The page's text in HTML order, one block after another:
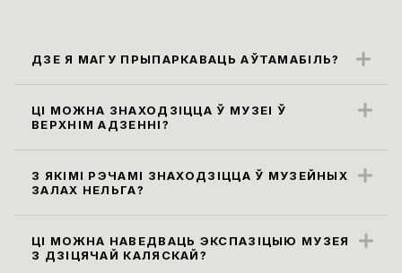
ДЗЕ Я МАГУ ПРЫПАРКАВАЦЬ АЎТАМАБІЛЬ?
знаходзяцца ўздоўж вул. Карла Маркса
(паркоўка платная)
ЦІ МОЖНА ЗНАХОДЗІЦЦА Ў МУЗЕІ Ў
ВЕРХНІМ АДЗЕННІ?
прадугледжваюць наведванне экспазіцыі
ў верхнім адзенні. Яго неабходна
З ЯКІМІ РЭЧАМІ ЗНАХОДЗІЦЦА Ў МУЗЕЙНЫХ
ЗАЛАХ НЕЛЬГА?
больш за 30х40х20 см, а таксама,
парасоны неабходна здаць у гардэроб ці
ЦІ МОЖНА НАВЕДВАЦЬ ЭКСПАЗІЦЫЮ МУЗЕЯ
З ДЗІЦЯЧАЙ КАЛЯСКАЙ?